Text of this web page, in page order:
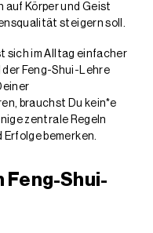
auf Körper und Geist
steigern soll.
sich im Alltag einfacher
der Feng-Shui-Lehre
brauchst Du kein*e
zentrale Regeln
bemerken.
Feng-Shui-